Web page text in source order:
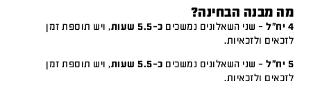
מה מבנה הבחינה?
4 יח"ל – שני השאלונים נמשכים כ-5.5 שעות
, ויש תוספת זמן
לזכאים ולזכאיות.
5 יח"ל – שני השאלונים נמשכים כ-5.5 שעות
, ויש תוספת זמן
לזכאים ולזכאיות.